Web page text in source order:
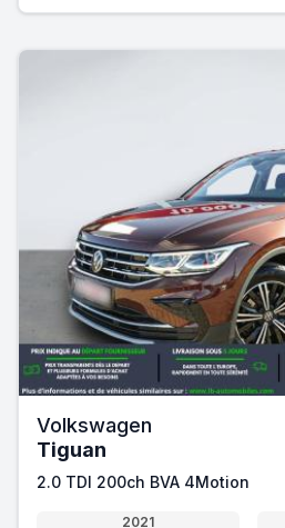
Volkswagen
Tiguan
2.0 TDI 200ch BVA 4Motion
2021